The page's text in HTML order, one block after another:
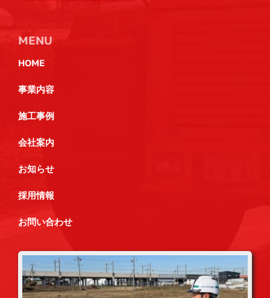
MENU
HOME
事業内容
施工事例
会社案内
お知らせ
採用情報
お問い合わせ